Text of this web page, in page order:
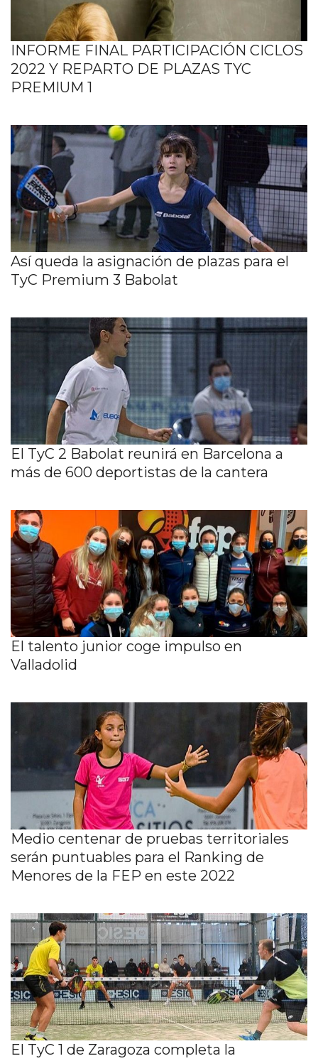
INFORME FINAL PARTICIPACIÓN CICLOS
2022 Y REPARTO DE PLAZAS TYC
PREMIUM 1
Así queda la asignación de plazas para el
TyC Premium 3 Babolat
El TyC 2 Babolat reunirá en Barcelona a
más de 600 deportistas de la cantera
El talento junior coge impulso en
Valladolid
Medio centenar de pruebas territoriales
serán puntuables para el Ranking de
Menores de la FEP en este 2022
El TyC 1 de Zaragoza completa la